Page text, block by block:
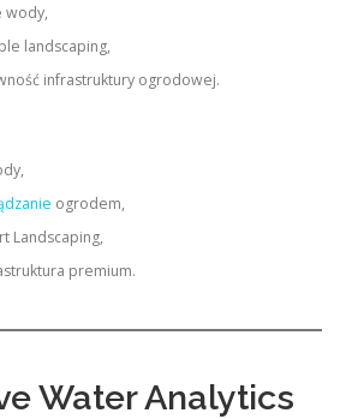
wody,
landscaping,
infrastruktury ogrodowej.
ogrodem,
Landscaping,
premium.
Water Analytics